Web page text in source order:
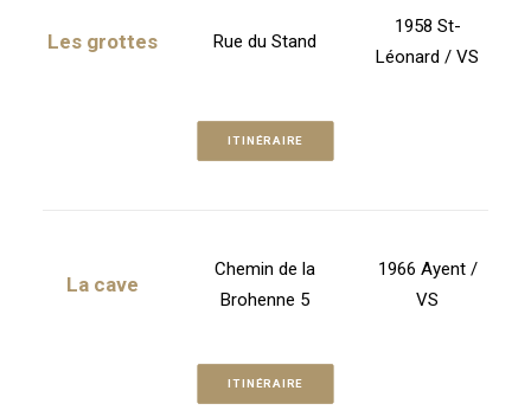
Les grottes Rue du Stand
1958 St-
Léonard / VS
ITINÉRAIRE
La cave
Chemin de la
Brohenne 5
1966 Ayent /
VS
ITINÉRAIRE